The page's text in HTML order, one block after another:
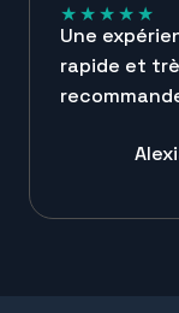
★ ★ ★ ★ ★
Une
rapide et